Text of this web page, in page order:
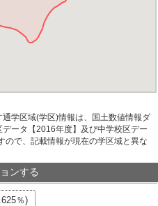
学区域(学区)情報は、国土数値情報ダ
ータ【2016年度】及び中学校区デー
ので、記載情報が現在の学区域と異な
ンする
％)